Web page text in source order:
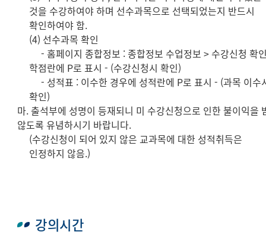
것을 수강하여야 하며 선수과목으로 선택되었는지 반드시
확인하여야 함.
(4) 선수과목 확인
- 홈페이지 종합정보 : 종합정보 수업정보 > 수강신청 확
학점란에 P로 표시 - (수강신청시 확인)
- 성적표 : 이수한 경우에 성적란에 P로 표시 - (과목 이수
확인)
마. 출석부에 성명이 등재되니 미 수강신청으로 인한 불이익을
않도록 유념하시기 바랍니다.
(수강신청이 되어 있지 않은 교과목에 대한 성적취득은
인정하지 않음.)
강의시간